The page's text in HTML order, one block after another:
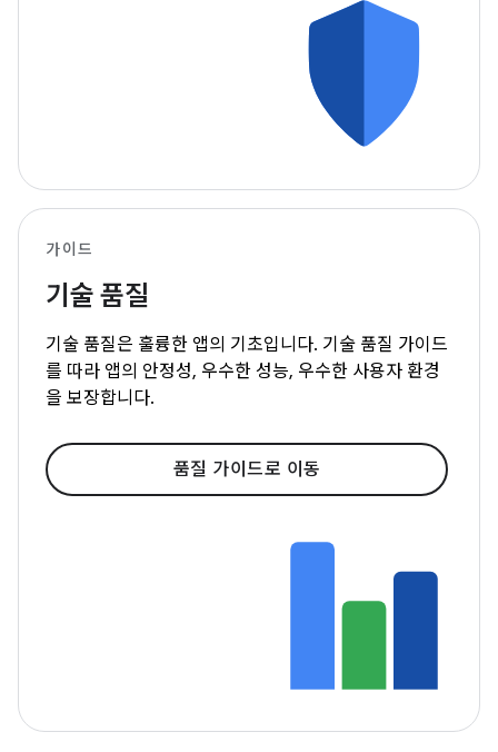
가이드
기술 품질
기술 품질은 훌륭한 앱의 기초입니다. 기술 품질 가이드
를 따라 앱의 안정성, 우수한 성능, 우수한 사용자 환경
을 보장합니다.
품질 가이드로 이동